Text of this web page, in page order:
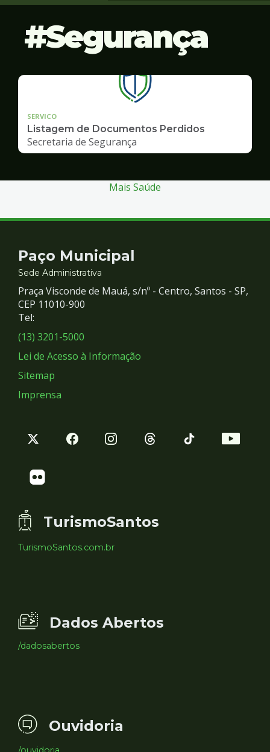
Segurança
SERVICO
Listagem de Documentos Perdidos
Secretaria de Segurança
Mais Saúde
Contato
e
Redes
Sociais
Paço Municipal
Sede Administrativa
Praça Visconde de Mauá, s/nº - Centro, Santos - SP,
CEP 11010-900
Tel:
(13) 3201-5000
Lei de Acesso à Informação
Sitemap
Imprensa
TurismoSantos
TurismoSantos.com.br
Dados Abertos
/dadosabertos
Ouvidoria